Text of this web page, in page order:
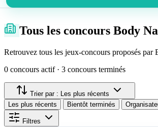
Tous les concours Body
Retrouvez tous les jeux-concours proposés
0 concours actif · 3 concours terminés
Trier par :
Les plus récents
Les plus récents
Bientôt terminés
Filtres